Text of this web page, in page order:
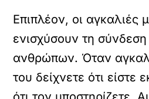
Επιπλέον, οι αγκαλιές
ενισχύσουν τη
ανθρώπων. Όταν
του δείχνετε ότι είστε